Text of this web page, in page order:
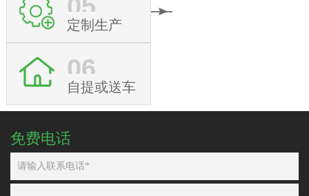
05
定制生产
06
自提或送车
免费电话